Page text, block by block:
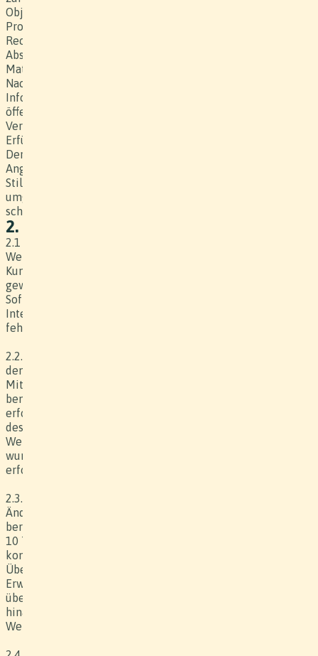
Objekte Stillschweigen. Vertrauliche Informationen des
Produzenten sind: Arbeitsabläufe, Preise, Angebote,
Rechnungen, Konzepte, Planung, nicht finale Versionen,
Absprachen mit Partnern, Software, Einstellungen und
Material, sowie umfassende Behind the Scenes, die den
Nachbau des Produktionsaufbaus möglich machen. Sind
Informationen nachweislich bereits ohne Zutun des Kunden
öffentlich zugänglich, unterstehen diese keiner
Vertraulichkeit. Diese Verpflichtung besteht auch nach
Erfüllung der gegenseitigen vertraglichen Pflichten fort.
Der Kunde sichert zu, mit seinen Hilfspersonen, Agenten,
Angestellten und freien Mitarbeitern etc. entsprechende
Stillschweigeverpflichtungen geschlossen zu haben oder
umgehend nach Vertragsschluss mit dem Produzenten zu
schliessen.
2. Werkerstellung und Ablieferung
2.1 Der Produzent stellt das Werk gestützt auf die im
Werkvertrag inkl. Offerte vereinbarten Vorgaben her. Der
Kunde ist sich bewusst, dass der Produzent nicht
gewährleisten kann, dass allfällige im Werk enthaltene
Softwarekomponenten (z.B. in Multimediaproduktionen, im
Internet oder auf Datenträgern) auf allen Plattformen
fehlerfrei funktionieren.
2.2. Der Kunde verpflichtet sich zu einer dem Zeitplan und
den Vorgaben des Produzenten entsprechenden
Mitwirkung, sowie qualitativ genügender Anlieferung der
benötigten Daten, Produkte usw. und garantiert diese. Die
erforderlichen Daten müssen dem Produzenten zu Beginn
des Projektzeitraums zur Verfügung stehen, sofern im
Werkvertrag / der Offerte keine andere Regelung getroffen
wurde und keine andere Anweisung des Produzenten
erfolgt.
2.3. Der Produzent verpflichtet sich, Überarbeitungs- oder
Änderungswünsche des Kunden am Werkvertrag zu
berücksichtigen, sofern diese rechtzeitig (i.d.R. mindestens
10 Tage vor dem definierten Produktionszeitraum)
kommuniziert werden. Nicht rechtzeitig mitgeteilte
Überarbeitungs- und Änderungswünsche des Kunden,
Erweiterungen, Modifikationen und Änderungen, welche
über den ursprünglich vereinbarten Werkumfang
hinausgehen, führen zu entsprechenden Erhöhungen des
Werkpreises und eventuell zu Terminanpassungen.